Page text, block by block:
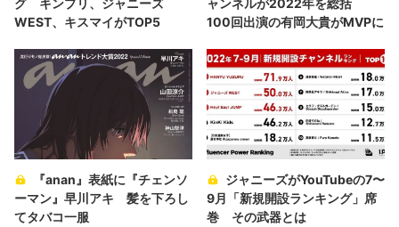
グ キンプリ、ジャニーズ
WEST、キスマイがTOP5
ャンネルが2022年を総括
100回出演の有岡大貴がMVPに
『anan』表紙に『チェンソ
ーマン』早川アキ 髪を下ろし
てタバコ一服
ジャニーズがYouTubeの7〜
9月「新規開設ランキング」席
巻 その武器とは